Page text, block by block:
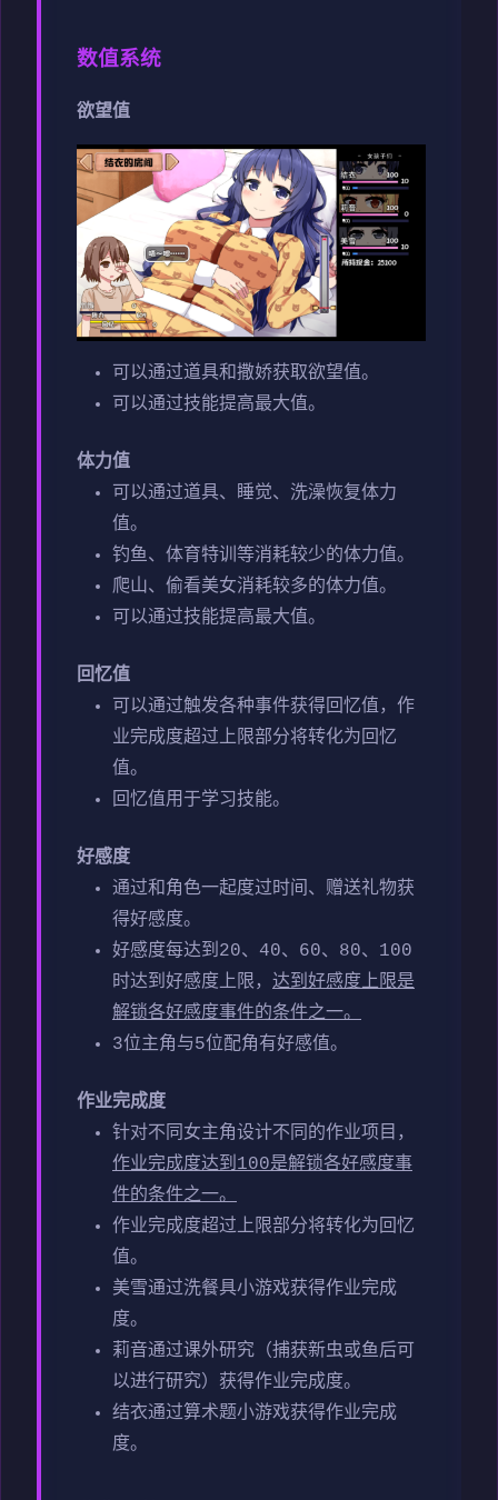
数值系统
欲望值
可以通过道具和撒娇获取欲望值。
可以通过技能提高最大值。
体力值
可以通过道具、睡觉、洗澡恢复体力
值。
钓鱼、体育特训等消耗较少的体力值。
爬山、偷看美女消耗较多的体力值。
可以通过技能提高最大值。
回忆值
可以通过触发各种事件获得回忆值，作
业完成度超过上限部分将转化为回忆
值。
回忆值用于学习技能。
好感度
通过和角色一起度过时间、赠送礼物获
得好感度。
好感度每达到20、40、60、80、100
时达到好感度上限， 达到好感度上限是
解锁各好感度事件的条件之一。
3位主角与5位配角有好感值。
作业完成度
针对不同女主角设计不同的作业项目，
作业完成度达到100是解锁各好感度事
件的条件之一。
作业完成度超过上限部分将转化为回忆
值。
美雪通过洗餐具小游戏获得作业完成
度。
莉音通过课外研究（捕获新虫或鱼后可
以进行研究）获得作业完成度。
结衣通过算术题小游戏获得作业完成
度。